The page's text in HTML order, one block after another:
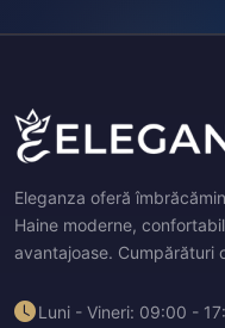
Eleganza oferă
Haine moderne,
avantajoase. Cumpărături
Luni - Vineri: 09:00 -